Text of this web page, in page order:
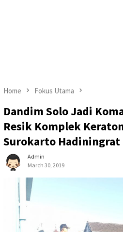
Home Fokus Utama
Dandim Solo Jadi
Resik Komplek
Surokarto Hadiningrat
Admin
March 30, 2019